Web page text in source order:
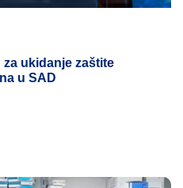
ukidanje zaštite
u SAD